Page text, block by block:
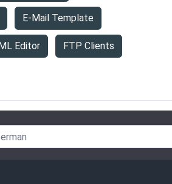
E-Mail Template
Editor FTP Clients